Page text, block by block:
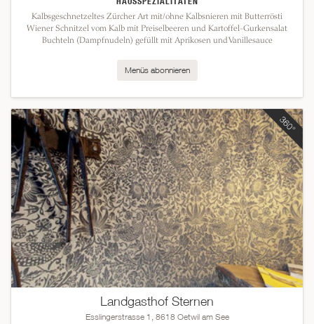
Kalbsgeschnetzeltes Zürcher Art mit/ohne Kalbsnieren mit Butterrösti
Wiener Schnitzel vom Kalb mit Preiselbeeren und Kartoffel-Gurkensalat
Buchteln (Dampfnudeln) gefüllt mit Aprikosen und Vanillesauce
Menüs abonnieren
Landgasthof Sternen
Esslingerstrasse 1, 8618 Oetwil am See